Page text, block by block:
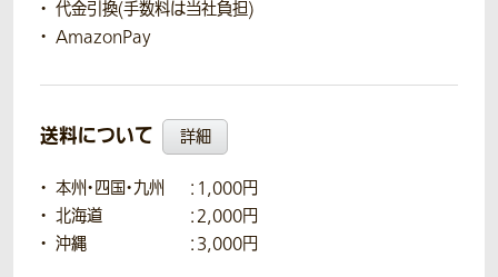
代金引換(手数料は当社負担)
AmazonPay
送料について 詳細
本州・四国・九州
：1,000円
北海道
：2,000円
沖縄
：3,000円